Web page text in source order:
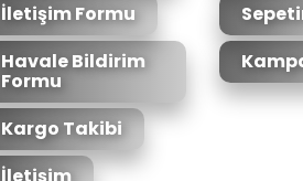
İletişim Formu
Havale Bildirim
Formu
Kargo Takibi